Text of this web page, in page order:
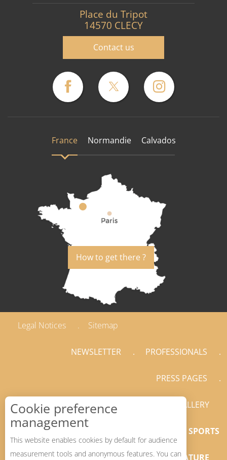
Place du Tripot
14570 CLECY
Contact us
France Normandie Calvados
How to get there ?
Legal Notices Sitemap
NEWSLETTER PROFESSIONALS
PRESS PAGES
GALLERY
LA SUISSE NORMANDE, DESTINATION SPORTS
NATURE
Cookie preference
management
This website enables cookies by default for audience
measurement tools and anonymous features. You can